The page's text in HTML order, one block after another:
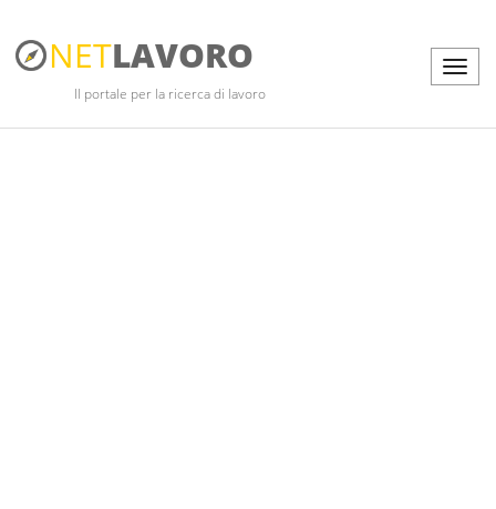
NETLAVORO
Il portale per la ricerca di lavoro